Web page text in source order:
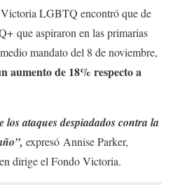
LGBTQ encontró que de
que aspiraron en las primarias
mandato del 8 de noviembre,
aumento de 18% respecto a
los ataques despiadados contra la
expresó Annise Parker,
dirige el Fondo Victoria.